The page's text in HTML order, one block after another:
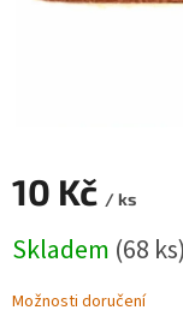
Návody
nám
Provizní
systém
10 Kč / ks
cena:
Skladem (68 ks)
Možnosti doručení